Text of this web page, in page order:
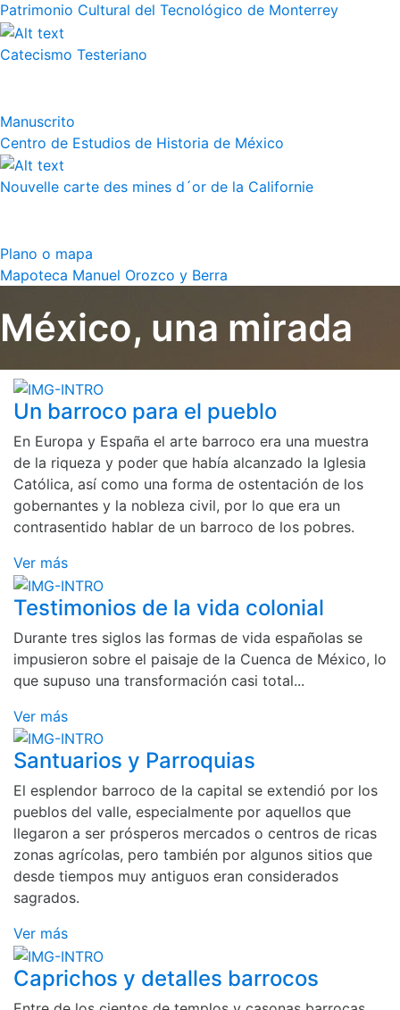
Patrimonio Cultural del Tecnológico de Monterrey
Catecismo Testeriano
Manuscrito
Centro de Estudios de Historia de México
Nouvelle carte des mines d´or de la Californie
Plano o mapa
Mapoteca Manuel Orozco y Berra
México, una mirada
Un barroco para el pueblo
En Europa y España el arte barroco era una muestra
de la riqueza y poder que había alcanzado la Iglesia
Católica, así como una forma de ostentación de los
gobernantes y la nobleza civil, por lo que era un
contrasentido hablar de un barroco de los pobres.
Ver más
Testimonios de la vida colonial
Durante tres siglos las formas de vida españolas se
impusieron sobre el paisaje de la Cuenca de México, lo
que supuso una transformación casi total...
Ver más
Santuarios y Parroquias
El esplendor barroco de la capital se extendió por los
pueblos del valle, especialmente por aquellos que
llegaron a ser prósperos mercados o centros de ricas
zonas agrícolas, pero también por algunos sitios que
desde tiempos muy antiguos eran considerados
sagrados.
Ver más
Caprichos y detalles barrocos